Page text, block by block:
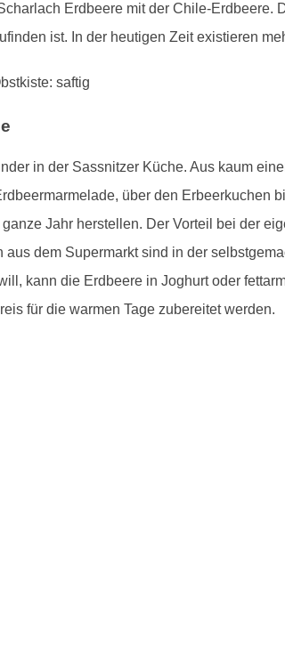
Erdbeere mit der Chile-
ist. In der heutigen Zeit existieren
in der Sassnitzer Küche. Aus kaum
über den Erbeerkuchen
Jahr herstellen. Der Vorteil bei der
aus dem Supermarkt sind in der
kann die Erdbeere in Joghurt oder
für die warmen Tage zubereitet werden.